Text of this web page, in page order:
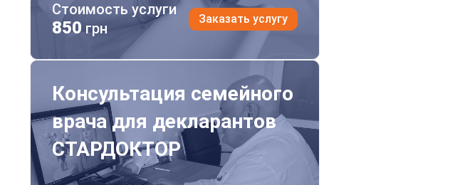
Стоимость услуги
850 грн
Заказать услугу
Консультация семейного врача для декларантов СТАРДОКТОР
Консультация семейного
врача для декларантов
СТАРДОКТОР